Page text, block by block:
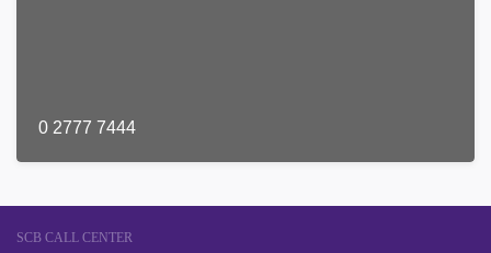
0 2777 7444
SCB CALL CENTER